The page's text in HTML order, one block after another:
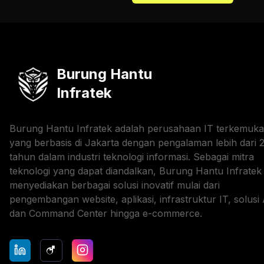
Burung Hantu
Infratek
Burung Hantu Infratek adalah perusahaan IT terkemuka
yang berbasis di Jakarta dengan pengalaman lebih dari
tahun dalam industri teknologi informasi. Sebagai mitra
teknologi yang dapat diandalkan, Burung Hantu Infratek
menyediakan berbagai solusi inovatif mulai dari
pengembangan website, aplikasi, infrastruktur IT, solusi
dan Command Center hingga e-commerce.